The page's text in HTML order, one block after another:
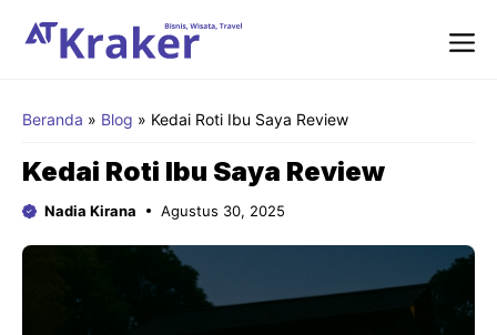
Beranda » Blog » Kedai Roti Ibu Saya Review
Kedai Roti Ibu Saya Review
Nadia Kirana Agustus 30, 2025